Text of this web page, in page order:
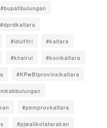
#bupatibulungan
#dprdkaltara
#idulfitri #kaltara
#khairul #konikaltara
#KPwBIprovinsikaltara
#pemprovkaltara
#pjwalikotatarakan